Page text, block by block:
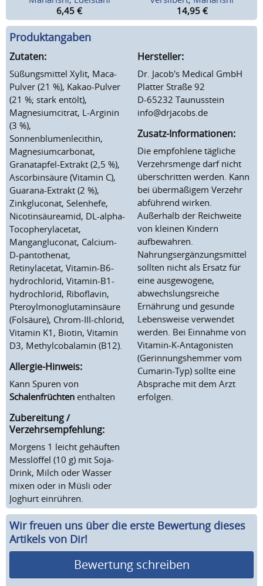
6,45 €
14,95 €
Produktangaben
Zutaten:
Süßungsmittel Xylit, Maca-
Pulver (21 %), Kakao-Pulver
(21 %; stark entölt),
Magnesiumcitrat, L-Arginin
(3 %),
Sonnenblumenlecithin,
Magnesiumcarbonat,
Granatapfel-Extrakt (2,5 %),
Ascorbinsäure (Vitamin C),
Guarana-Extrakt (2 %),
Zinkgluconat, Selenhefe,
Nicotinsäureamid, DL-alpha-
Tocopherylacetat,
Mangangluconat, Calcium-
D-pantothenat,
Retinylacetat, Vitamin-B6-
hydrochlorid, Vitamin-B1-
hydrochlorid, Riboflavin,
Pteroylmonoglutaminsäure
(Folsäure), Chrom-III-chlorid,
Vitamin K1, Biotin, Vitamin
D3, Methylcobalamin (B12).
Allergie-Hinweis:
Kann Spuren von
Schalenfrüchten enthalten
Zubereitung /
Verzehrsempfehlung:
Morgens 1 leicht gehäuften
Messlöffel (10 g) mit Soja-
Drink, Milch oder Wasser
mixen oder in Müsli oder
Joghurt einrühren.
Hersteller:
Dr. Jacob's Medical GmbH
Platter Straße 92
D-65232 Taunusstein
info@drjacobs.de
Zusatz-Informationen:
Die empfohlene tägliche
Verzehrsmenge darf nicht
überschritten werden. Kann
bei übermäßigem Verzehr
abführend wirken.
Außerhalb der Reichweite
von kleinen Kindern
aufbewahren.
Nahrungsergänzungsmittel
sollten nicht als Ersatz für
eine ausgewogene,
abwechslungsreiche
Ernährung und gesunde
Lebensweise verwendet
werden. Bei Einnahme von
Vitamin-K-Antagonisten
(Gerinnungshemmer vom
Cumarin-Typ) sollte eine
Absprache mit dem Arzt
erfolgen.
Wir freuen uns über die erste Bewertung dieses
Artikels von Dir!
Bewertung schreiben